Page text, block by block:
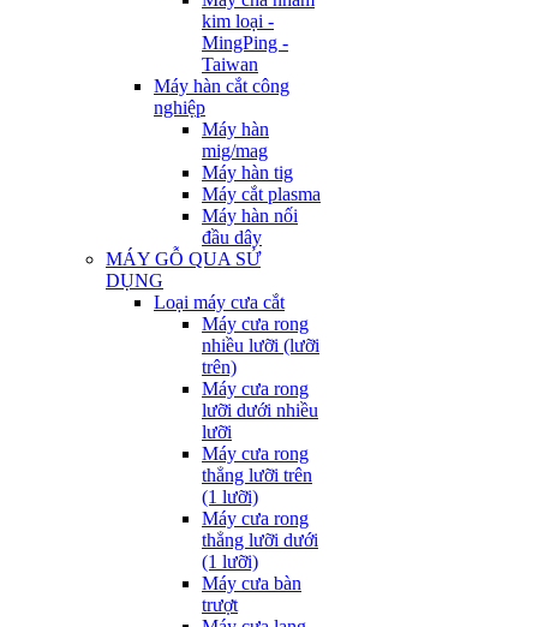
kim loại -
MingPing -
Taiwan
Máy hàn cắt công
nghiệp
Máy hàn
mig/mag
Máy hàn tig
Máy cắt plasma
Máy hàn nối
đầu dây
MÁY GỖ QUA SỬ
DỤNG
Loại máy cưa cắt
Máy cưa rong
nhiều lưỡi (lưỡi
trên)
Máy cưa rong
lưỡi dưới nhiều
lưỡi
Máy cưa rong
thẳng lưỡi trên
(1 lưỡi)
Máy cưa rong
thẳng lưỡi dưới
(1 lưỡi)
Máy cưa bàn
trượt